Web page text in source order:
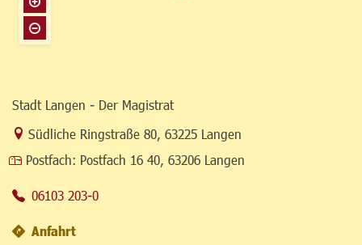
Stadt Langen - Der Magistrat
Link zur Google-Maps Navigation
Südliche Ringstraße 80, 63225 Langen
Postfach: Postfach 16 40, 63206 Langen
06103 203-0
Anfahrt